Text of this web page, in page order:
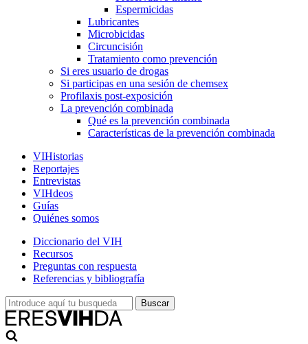
Espermicidas
Lubricantes
Microbicidas
Circuncisión
Tratamiento como prevención
Si eres usuario de drogas
Si participas en una sesión de chemsex
Profilaxis post-exposición
La prevención combinada
Qué es la prevención combinada
Características de la prevención combinada
VIHistorias
Reportajes
Entrevistas
VIHdeos
Guías
Quiénes somos
Diccionario del VIH
Recursos
Preguntas con respuesta
Referencias y bibliografía